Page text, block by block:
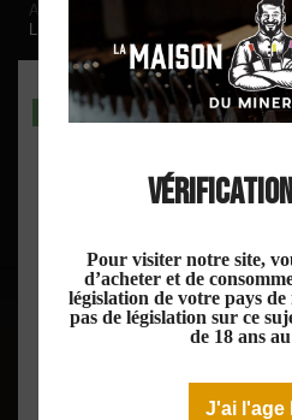
Pour visiter notre site,
d’acheter et de
législation de votre pays de
pas de législation sur ce
de 18 ans
J'ai l'age
Accueil
Château Sainte Eulalie
Livinière Rouge 2022
DISPO EN MAGASIN